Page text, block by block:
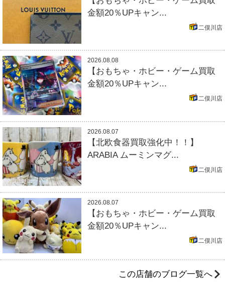
金額20％UPキャン...
二俣川店
2026.08.08
【おもちゃ・ホビー・ゲーム買取
金額20％UPキャン...
二俣川店
2026.08.07
【北欧食器買取強化中！！】
ARABIA ムーミンマグ...
二俣川店
2026.08.07
【おもちゃ・ホビー・ゲーム買取
金額20％UPキャン...
二俣川店
この店舗のブログ一覧へ